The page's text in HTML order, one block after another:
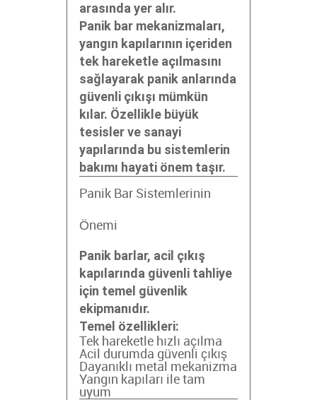
arasında yer alır.
Panik bar mekanizmaları,
yangın kapılarının içeriden
tek hareketle açılmasını
sağlayarak panik anlarında
güvenli çıkışı mümkün
kılar. Özellikle büyük
tesisler ve sanayi
yapılarında bu sistemlerin
bakımı hayati önem taşır.
Panik Bar Sistemlerinin
Önemi
Panik barlar, acil çıkış
kapılarında güvenli tahliye
için temel güvenlik
ekipmanıdır.
Temel özellikleri:
Tek hareketle hızlı açılma
Acil durumda güvenli çıkış
Dayanıklı metal mekanizma
Yangın kapıları ile tam
uyum